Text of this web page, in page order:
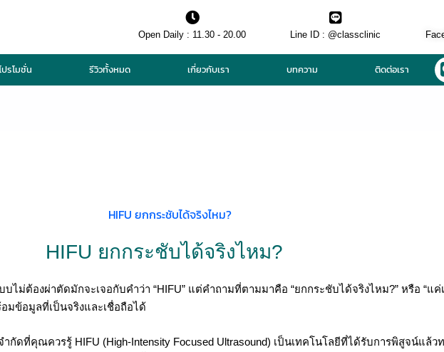
Open Daily : 11.30 - 20.00 Line ID : @classclinic​
ปรโมชั่น รีวิวทั้งหมด เกี่ยวกับเรา บทความ ติดต่อเรา
HIFU ยกกระชับได้จริงไหม?
องผ่าตัดมักจะเจอกับคำว่า “HIFU” แต่คำถามที่ตามมาคือ “ยกกระชับได้จริงไหม?” หรือ “แค่
มข้อมูลที่เป็นจริงและเชื่อถือได้
กัดที่คุณควรรู้ HIFU (High-Intensity Focused Ultrasound) เป็นเทคโนโลยีที่ได้รับการพิสูจน์แล้ว